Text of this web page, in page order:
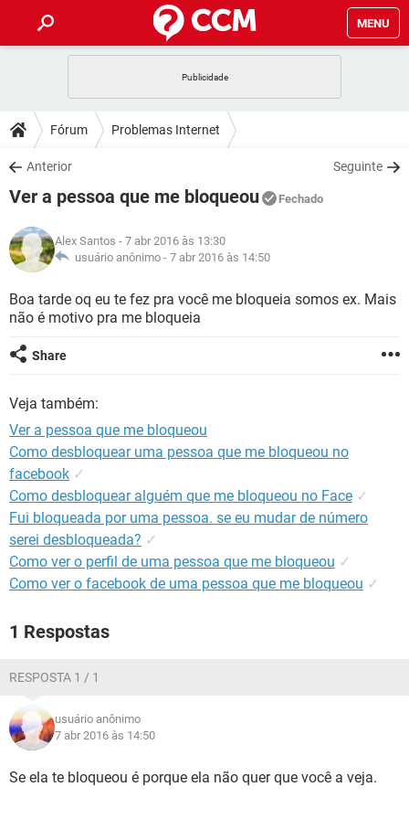
MENU
CELULAR FACEBOOK
OUTLOOK
INSTAGRAM GMAIL
GUIA DE COMPRAS
DICAS
JOGOS WHATSAPP
INSTAGRAM GMAIL
GUIA DE COMPRAS
DOWNLOADS
JOGOS WHATSAPP
CELULAR
OUTLOOK EXCEL
INSTAGRAM GMAIL
GUIA DE COMPRAS
JOGOS WHATSAPP
CELULAR
OUTLOOK EXCEL
GLOSSÁRIO
WHATSAPP
CELULAR
OUTLOOK
GUIA DE COMPRAS
Fórum Problemas Internet
Anterior Seguinte
Ver a pessoa que me bloqueou Fechado
Alex Santos - 7 abr 2016 às 13:30
usuário anônimo - 7 abr 2016 às 14:50
Boa tarde oq eu te fez pra você me bloqueia somos ex. Mais
não é motivo pra me bloqueia
Share
Veja também:
Ver a pessoa que me bloqueou
Como desbloquear uma pessoa que me bloqueou no
facebook ✓
Como desbloquear alguém que me bloqueou no Face ✓
Fui bloqueada por uma pessoa. se eu mudar de número
serei desbloqueada? ✓
Como ver o perfil de uma pessoa que me bloqueou ✓
Como ver o facebook de uma pessoa que me bloqueou ✓
1 Respostas
RESPOSTA 1 / 1
usuário anônimo
7 abr 2016 às 14:50
Se ela te bloqueou é porque ela não quer que você a veja.